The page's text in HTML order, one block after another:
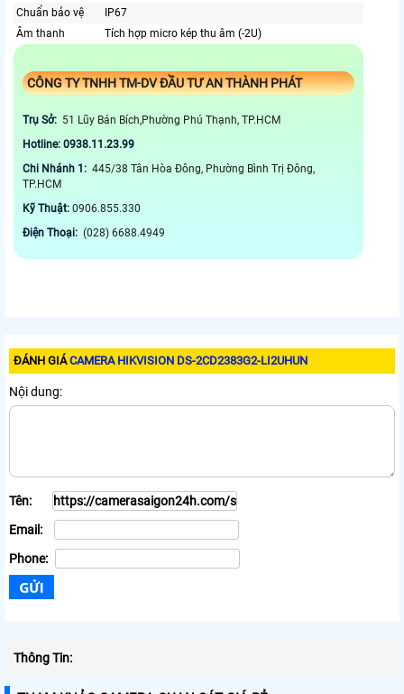
Chuẩn bảo vệ
IP67
Âm thanh
Tích hợp micro kép thu âm (-2U)
CÔNG TY TNHH TM-DV ĐẦU TƯ AN THÀNH PHÁT
Trụ Sở: 51 Lũy Bán Bích,Phường Phú Thạnh, TP.HCM
Hotline: 0938.11.23.99
Chi Nhánh 1: 445/38 Tân Hòa Đông, Phường Bình Trị Đông,
TP.HCM
Kỹ Thuật: 0906.855.330
Điện Thoại: (028) 6688.4949
ĐÁNH GIÁCAMERA HIKVISION DS-2CD2383G2-LI2UHUN
Nội dung:
Tên:
Email:
Phone:
Thông Tin: